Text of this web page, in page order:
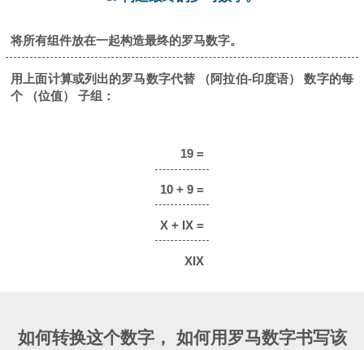
将所有组件放在一起构造最终的罗马数字。
用上面计算或列出的罗马数字代替 （阿拉伯-印度语） 数字的每
个 （位值） 子组：
19 =
10 + 9 =
X + IX =
XIX
如何转换这个数字， 如何用罗马数字书写该